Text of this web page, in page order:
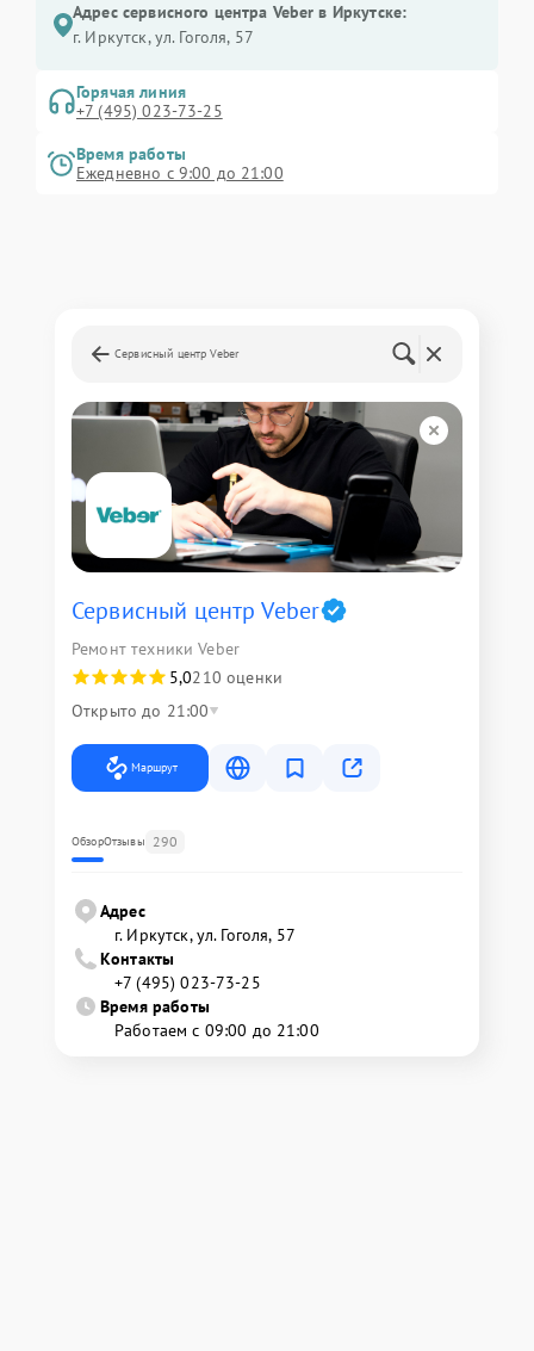
Адрес сервисного центра Veber в Иркутске:
г. Иркутск, ул. ​Гоголя, 57
Горячая линия
+7 (495) 023-73-25
Время работы
Ежедневно с 9:00 до 21:00
Сервисный центр Veber
Сервисный центр Veber
Ремонт техники Veber
5,0210 оценки
Открыто до 21:00
Маршрут
ОбзорОтзывы 290
Адрес
г. Иркутск, ул. ​Гоголя, 57
Контакты
+7 (495) 023-73-25
Время работы
Работаем с 09:00 до 21:00